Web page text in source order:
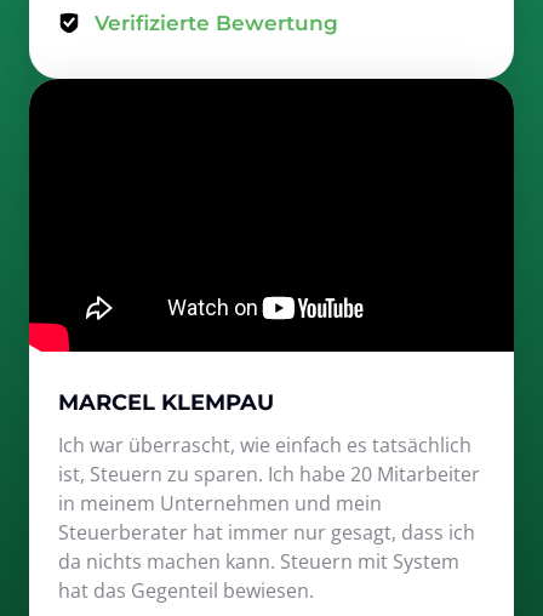
Verifizierte Bewertung
MARCEL KLEMPAU
Ich war überrascht, wie einfach es tatsächlich
ist, Steuern zu sparen. Ich habe 20 Mitarbeiter
in meinem Unternehmen und mein
Steuerberater hat immer nur gesagt, dass ich
da nichts machen kann. Steuern mit System
hat das Gegenteil bewiesen.